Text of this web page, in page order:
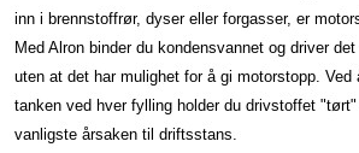
inn i brennstoffrør, dyser eller forgasser, er
Med Alron binder du kondensvannet og driver
uten at det har mulighet for å gi motorstopp. Ved
tanken ved hver fylling holder du drivstoffet "tørt"
vanligste årsaken til driftsstans.